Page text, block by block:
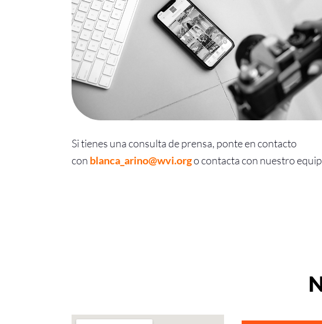
Si tienes una consulta de prensa, ponte en contacto
con blanca_arino@wvi.orgo contacta con nuestro